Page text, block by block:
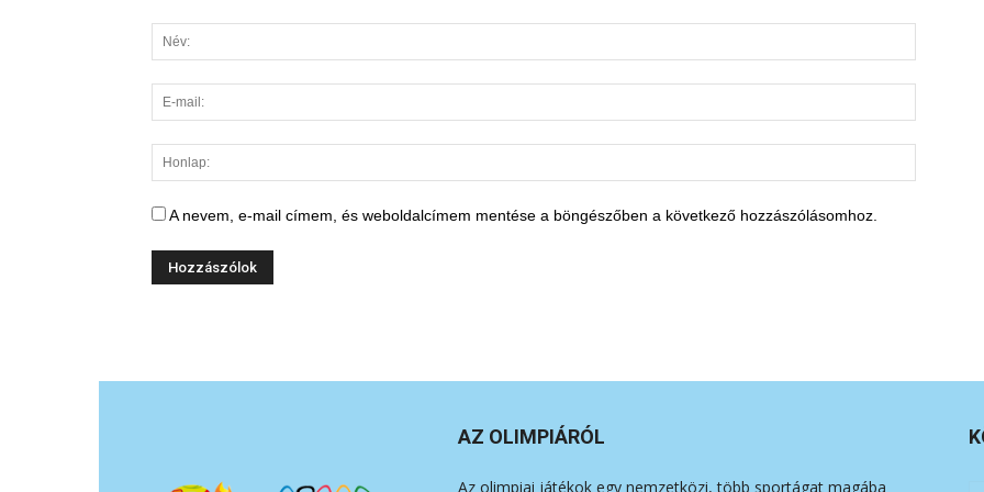
A nevem, e-mail címem, és weboldalcímem mentése a böngészőben a következő hozzászólásomhoz.
AZ OLIMPIÁRÓL
Az olimpiai játékok egy nemzetközi, több sportágat magába